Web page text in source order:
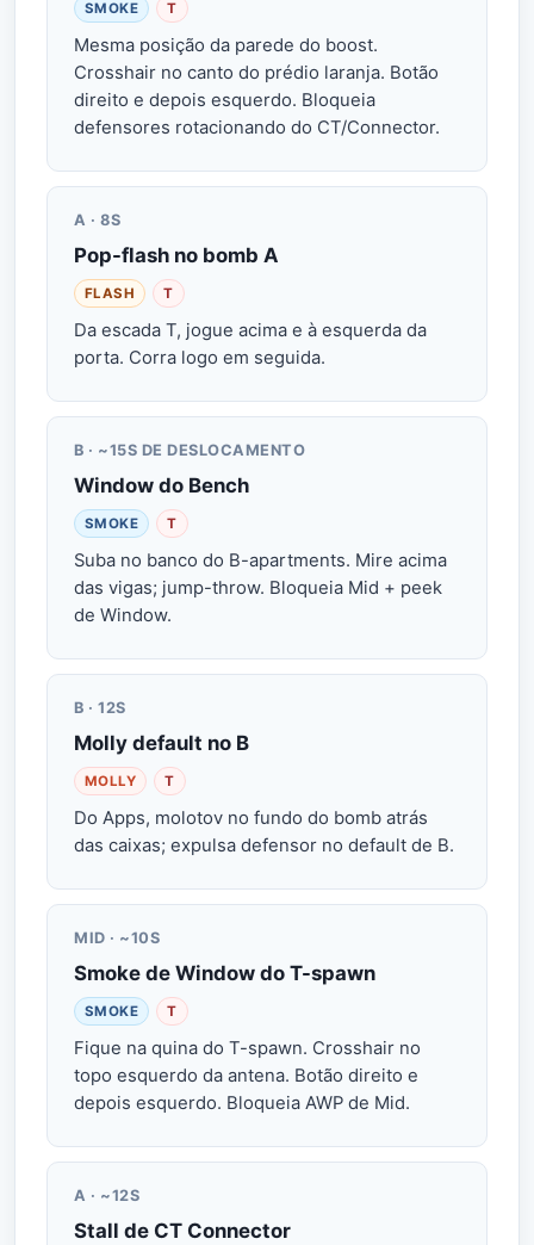
SMOKE T
Mesma posição da parede do boost.
Crosshair no canto do prédio laranja. Botão
direito e depois esquerdo. Bloqueia
defensores rotacionando do CT/Connector.
A · 8S
Pop-flash no bomb A
FLASH T
Da escada T, jogue acima e à esquerda da
porta. Corra logo em seguida.
B · ~15S DE DESLOCAMENTO
Window do Bench
SMOKE T
Suba no banco do B-apartments. Mire acima
das vigas; jump-throw. Bloqueia Mid + peek
de Window.
B · 12S
Molly default no B
MOLLY T
Do Apps, molotov no fundo do bomb atrás
das caixas; expulsa defensor no default de B.
MID · ~10S
Smoke de Window do T-spawn
SMOKE T
Fique na quina do T-spawn. Crosshair no
topo esquerdo da antena. Botão direito e
depois esquerdo. Bloqueia AWP de Mid.
A · ~12S
Stall de CT Connector